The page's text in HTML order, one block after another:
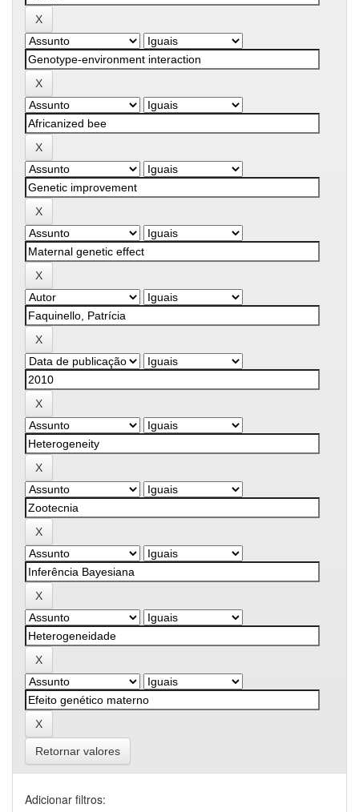
Retornar valores
Adicionar filtros: